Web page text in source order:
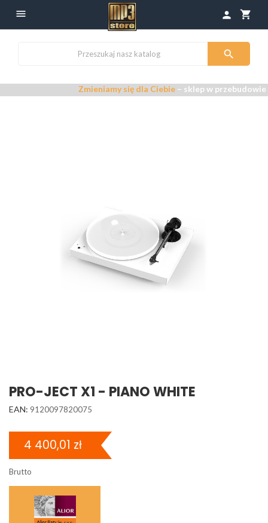
 shopping_cart
person

Zmieniamy się dla Ciebie– sklep w przebudowie –
PRO-JECT X1 - PIANO WHITE
EAN: 9120097820075
4 400,01 zł
Brutto